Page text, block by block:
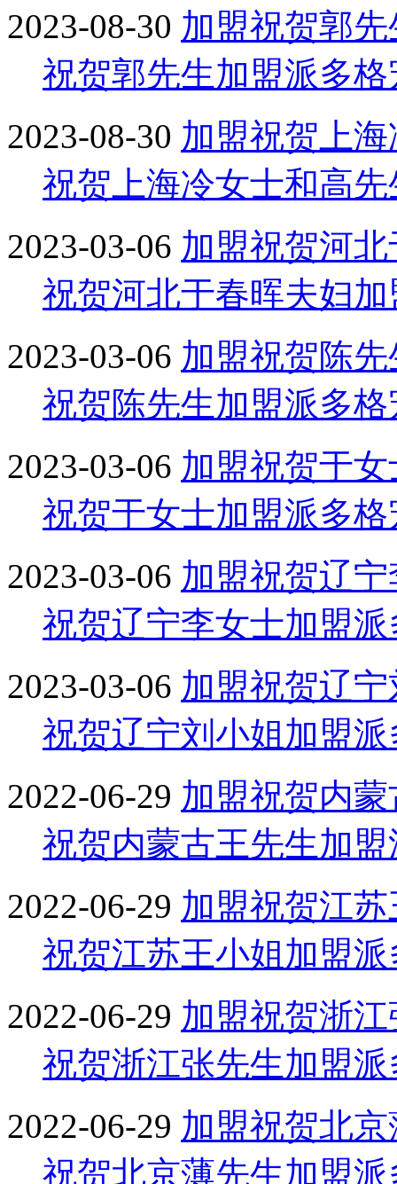
2023-08-30 加盟祝贺郭
祝贺郭先生加盟派多
2023-08-30 加盟祝贺上
祝贺上海冷女士和高
2023-03-06 加盟祝贺河
祝贺河北于春晖夫妇
2023-03-06 加盟祝贺陈
祝贺陈先生加盟派多
2023-03-06 加盟祝贺于
祝贺于女士加盟派多
2023-03-06 加盟祝贺辽
祝贺辽宁李女士加盟
2023-03-06 加盟祝贺辽
祝贺辽宁刘小姐加盟
2022-06-29 加盟祝贺内
祝贺内蒙古王先生加
2022-06-29 加盟祝贺江
祝贺江苏王小姐加盟
2022-06-29 加盟祝贺浙
祝贺浙江张先生加盟
2022-06-29 加盟祝贺北
祝贺北京薄先生加盟